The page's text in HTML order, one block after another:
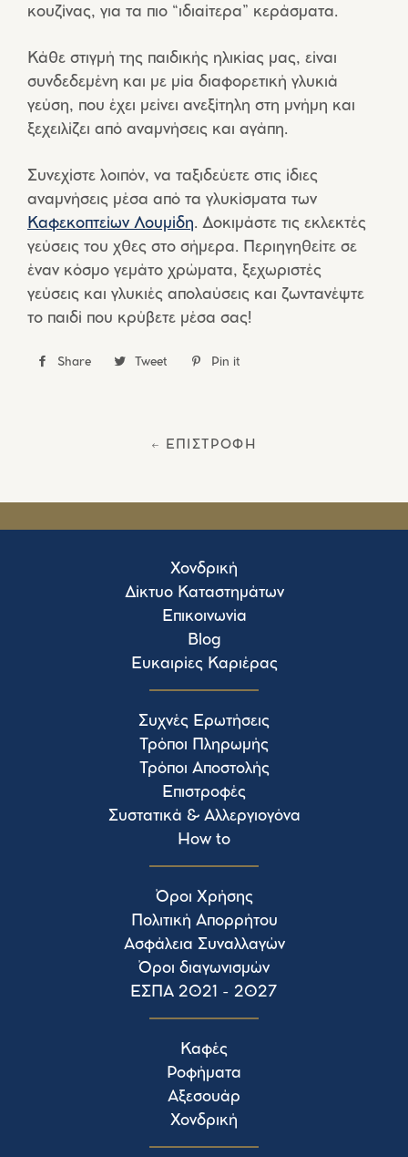
κουζίνας, για τα πιο “ιδιαίτερα” κεράσματα.
Κάθε στιγμή της παιδικής ηλικίας μας, είναι
συνδεδεμένη και με μία διαφορετική γλυκιά
γεύση, που έχει μείνει ανεξίτηλη στη μνήμη και
ξεχειλίζει από αναμνήσεις και αγάπη.
Συνεχίστε λοιπόν, να ταξιδεύετε στις ίδιες
αναμνήσεις μέσα από τα γλυκίσματα των
Καφεκοπτείων Λουμίδη. Δοκιμάστε τις εκλεκτές
γεύσεις του χθες στο σήμερα. Περιηγηθείτε σε
έναν κόσμο γεμάτο χρώματα, ξεχωριστές
γεύσεις και γλυκιές απολαύσεις και ζωντανέψτε
το παιδί που κρύβετε μέσα σας!
Share Share Tweet Tweet Pin it
← ΕΠΙΣΤΡΟΦΗ
Χονδρική
Δίκτυο Καταστημάτων
Επικοινωνία
Blog
Ευκαιρίες Καριέρας
Συχνές Ερωτήσεις
Τρόποι Πληρωμής
Τρόποι Αποστολής
Επιστροφές
Συστατικά & Αλλεργιογόνα
How to
Όροι Χρήσης
Πολιτική Απορρήτου
Ασφάλεια Συναλλαγών
Όροι διαγωνισμών
ΕΣΠΑ 2021 - 2027
Καφές
Ροφήματα
Αξεσουάρ
Χονδρική